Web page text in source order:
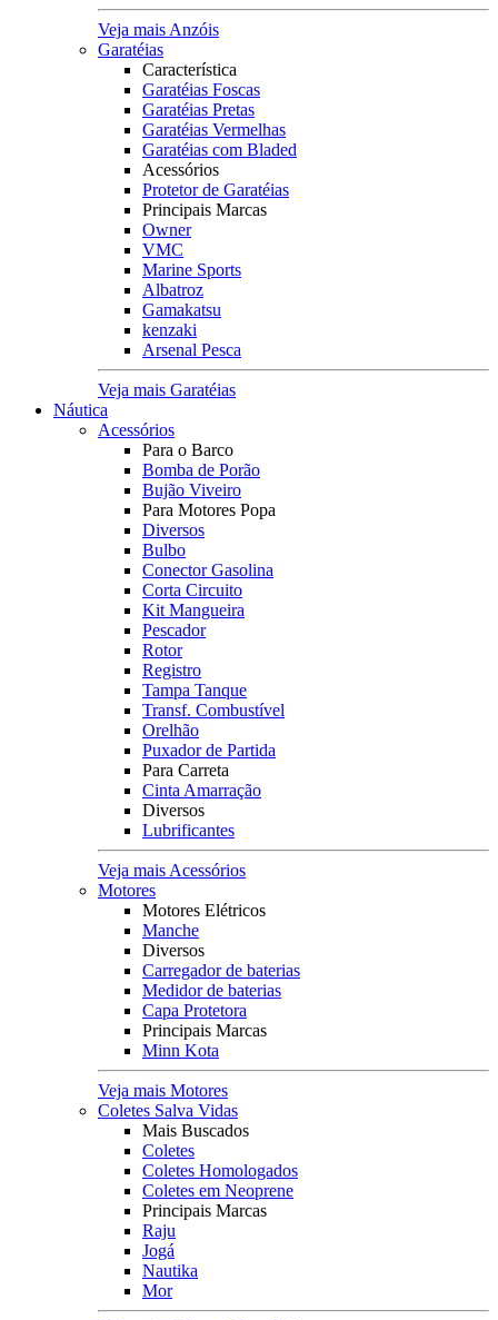
Veja mais Anzóis
Garatéias
Característica
Garatéias Foscas
Garatéias Pretas
Garatéias Vermelhas
Garatéias com Bladed
Acessórios
Protetor de Garatéias
Principais Marcas
Owner
VMC
Marine Sports
Albatroz
Gamakatsu
kenzaki
Arsenal Pesca
Veja mais Garatéias
Náutica
Acessórios
Para o Barco
Bomba de Porão
Bujão Viveiro
Para Motores Popa
Diversos
Bulbo
Conector Gasolina
Corta Circuito
Kit Mangueira
Pescador
Rotor
Registro
Tampa Tanque
Transf. Combustível
Orelhão
Puxador de Partida
Para Carreta
Cinta Amarração
Diversos
Lubrificantes
Veja mais Acessórios
Motores
Motores Elétricos
Manche
Diversos
Carregador de baterias
Medidor de baterias
Capa Protetora
Principais Marcas
Minn Kota
Veja mais Motores
Coletes Salva Vidas
Mais Buscados
Coletes
Coletes Homologados
Coletes em Neoprene
Principais Marcas
Raju
Jogá
Nautika
Mor